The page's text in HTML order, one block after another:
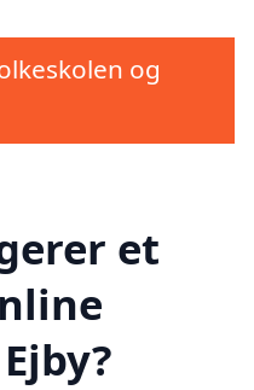
og
et